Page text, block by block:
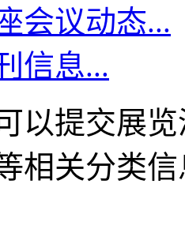
会议动态...
信息...
以提交展
相关分类